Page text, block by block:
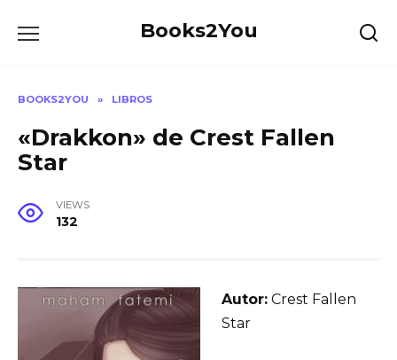
Books2You
BOOKS2YOU » LIBROS
«Drakkon» de Crest Fallen
Star
VIEWS
132
Autor: Crest Fallen
Star